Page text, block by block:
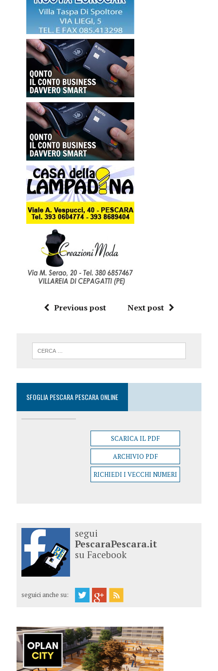
Previous post Next post
SFOGLIA PESCARA PESCARA ONLINE
SCARICA IL PDF
ARCHIVIO PDF
RICHIEDI I VECCHI NUMERI
segui
PescaraPescara.it
su Facebook
seguici anche su: